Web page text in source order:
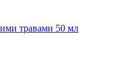
травами 50 мл